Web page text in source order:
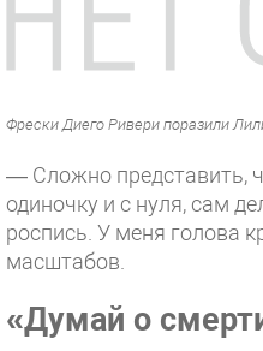
Фрески Диего Ривери поразили
— Сложно представить,
одиночку и с нуля, сам
роспись. У меня голова
масштабов.
«Думай о